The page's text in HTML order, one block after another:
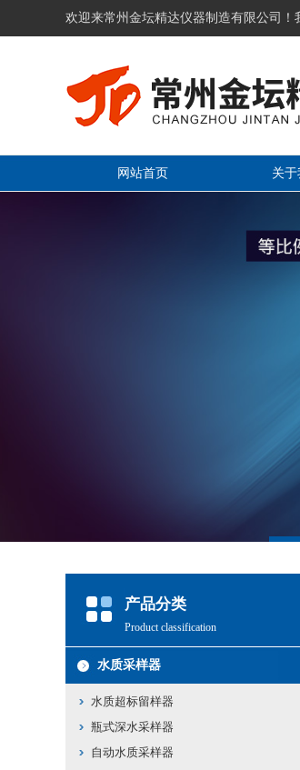
欢迎来常州金坛精达仪器制造有限公司！
网站首页 关于
产品分类
Product classification
水质采样器
水质超标留样器
瓶式深水采样器
自动水质采样器